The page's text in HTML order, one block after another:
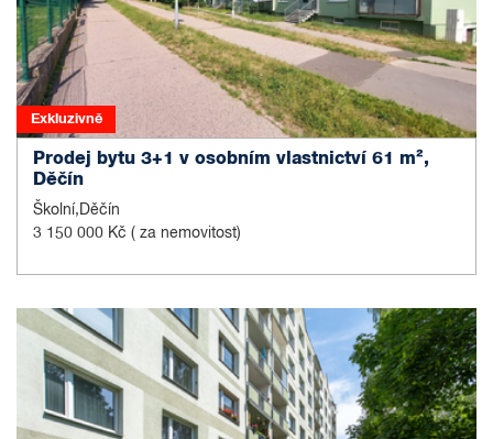
Exkluzivně
Prodej bytu 3+1 v osobním vlastnictví 61 m²,
Děčín
Školní,Děčín
3 150 000 Kč ( za nemovitost)